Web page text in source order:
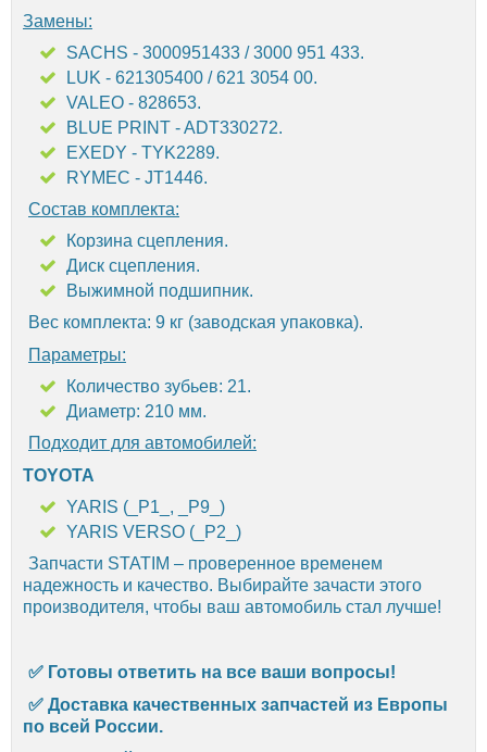
Замены:
SACHS - 3000951433 / 3000 951 433.
LUK - 621305400 / 621 3054 00.
VALEO - 828653.
BLUE PRINT - ADT330272.
EXEDY - TYK2289.
RYMEC - JT1446.
Состав комплекта:
Корзина сцепления.
Диск сцепления.
Выжимной подшипник.
Вес комплекта: 9 кг (заводская упаковка).
Параметры:
Количество зубьев: 21.
Диаметр: 210 мм.
Подходит для автомобилей:
TOYOTA
YARIS (_P1_, _P9_)
YARIS VERSO (_P2_)
Запчасти STATIM – проверенное временем
надежность и качество. Выбирайте зачасти этого
производителя, чтобы ваш автомобиль стал лучше!
✅ Готовы ответить на все ваши вопросы!
✅ Доставка качественных запчастей из Европы
по всей России.